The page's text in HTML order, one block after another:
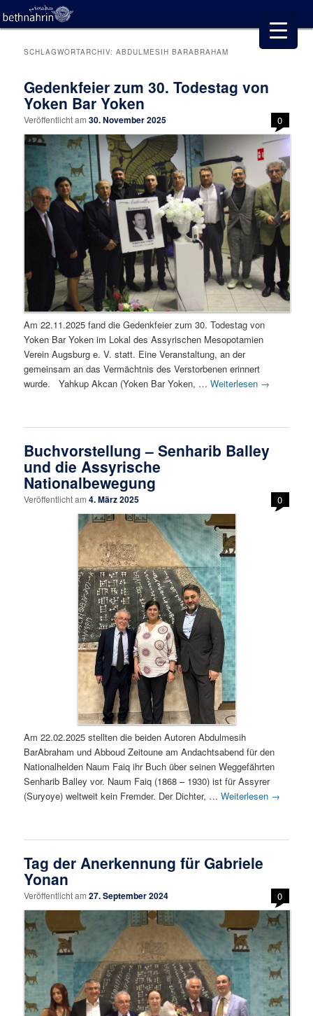
SCHLAGWORTARCHIV:ABDULMESIH BARABRAHAM
Gedenkfeier zum 30. Todestag von
Yoken Bar Yoken
Veröffentlicht am30. November 2025 0
Am 22.11.2025 fand die Gedenkfeier zum 30. Todestag von
Yoken Bar Yoken im Lokal des Assyrischen Mesopotamien
Verein Augsburg e. V. statt. Eine Veranstaltung, an der
gemeinsam an das Vermächtnis des Verstorbenen erinnert
wurde. Yahkup Akcan (Yoken Bar Yoken, …Weiterlesen →
Buchvorstellung – Senharib Balley
und die Assyrische
Nationalbewegung
Veröffentlicht am4. März 2025 0
Am 22.02.2025 stellten die beiden Autoren Abdulmesih
BarAbraham und Abboud Zeitoune am Andachtsabend für den
Nationalhelden Naum Faiq ihr Buch über seinen Weggefährten
Senharib Balley vor. Naum Faiq (1868 – 1930) ist für Assyrer
(Suryoye) weltweit kein Fremder. Der Dichter, …Weiterlesen →
Tag der Anerkennung für Gabriele
Yonan
Veröffentlicht am27. September 2024 0